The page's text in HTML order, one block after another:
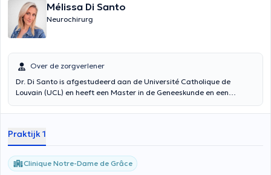
Mélissa Di Santo
Neurochirurg
Over de zorgverlener
Dr. Di Santo is afgestudeerd aan de Université Catholique de
Louvain (UCL) en heeft een Master in de Geneeskunde en een
behaald. Neurochirurg Di Santo Mélissa is gespecialiseerd in de
(cervicale, dorsale of lumbale discusherniatie; nauw wervelkanaal), -
Chronische lumbale pijn, - Degeneratieve pathologieën van de
wervelkolom die artrodese vereisen (osteosynthese of
discusprothese), - Traumatische pathologieën (breuk, compressie,
Praktijk 1
Clinique Notre-Dame de Grâce